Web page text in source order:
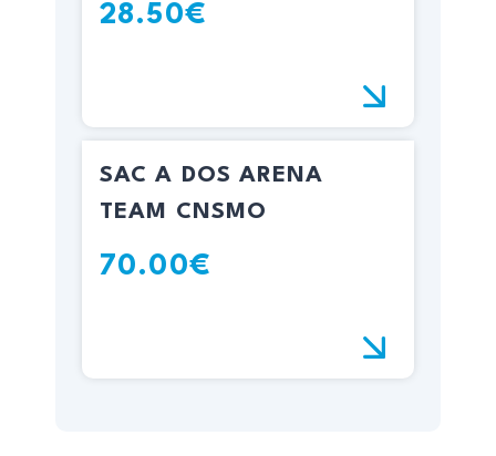
28.50€
SAC A DOS ARENA
TEAM CNSMO
70.00€